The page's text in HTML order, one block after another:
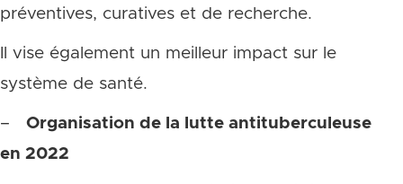
préventives, curatives et de recherche.
Il vise également un meilleur impact sur le
système de santé.
–
Organisation de la lutte antituberculeuse
en 2022